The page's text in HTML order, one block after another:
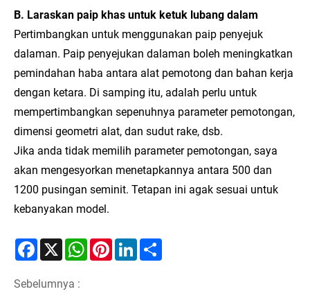
B. Laraskan paip khas untuk ketuk lubang dalam
Pertimbangkan untuk menggunakan paip penyejuk
dalaman. Paip penyejukan dalaman boleh meningkatkan
pemindahan haba antara alat pemotong dan bahan kerja
dengan ketara. Di samping itu, adalah perlu untuk
mempertimbangkan sepenuhnya parameter pemotongan,
dimensi geometri alat, dan sudut rake, dsb.
Jika anda tidak memilih parameter pemotongan, saya
akan mengesyorkan menetapkannya antara 500 dan
1200 pusingan seminit. Tetapan ini agak sesuai untuk
kebanyakan model.
Facebook
X WhatsAppPinterestLinkedIn
Sebelumnya :